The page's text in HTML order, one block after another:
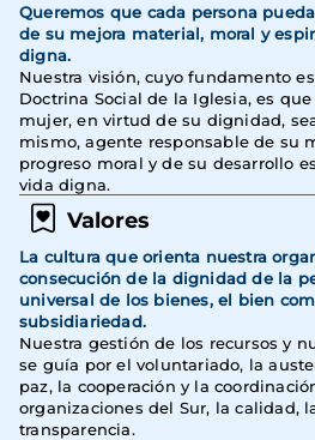
Queremos que cada persona
de su mejora material, moral y
digna.
Nuestra visión, cuyo fundamento
Doctrina Social de la Iglesia, es
mujer, en virtud de su dignidad,
mismo, agente responsable de su
progreso moral y de su desarrollo
vida digna.
Valores
La cultura que orienta nuestra
consecución de la dignidad de la
universal de los bienes, el bien
subsidiariedad.
Nuestra gestión de los recursos y
se guía por el voluntariado, la
paz, la cooperación y la
organizaciones del Sur, la calidad,
transparencia.